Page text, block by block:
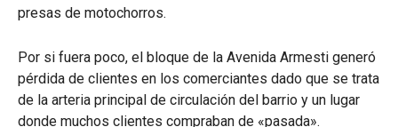
presas de motochorros.
Por si fuera poco, el bloque de la Avenida Armesti generó
pérdida de clientes en los comerciantes dado que se trata
de la arteria principal de circulación del barrio y un lugar
donde muchos clientes compraban de «pasada».